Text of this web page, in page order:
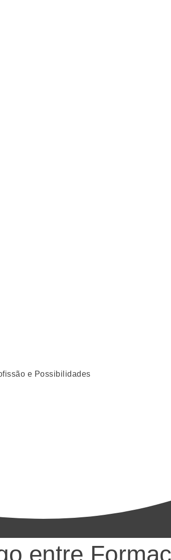
e Possibilidades
entre